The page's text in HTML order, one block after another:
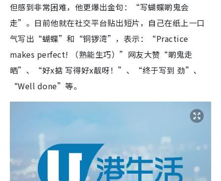
但感到非常困难，他更爆出金句：“写蝴蝶啲鬼会
走”。日前他就在社交平台贴出短片，自己在纸上一口
气写出“蝴蝶”和“铜锣湾”，表示：“Practice
makes perfect! （熟能生巧）”网友大赞“啲鬼走
晒”、“好x掂 写得好x靓呀！”、“终于写到 劲”、
“Well done”等。